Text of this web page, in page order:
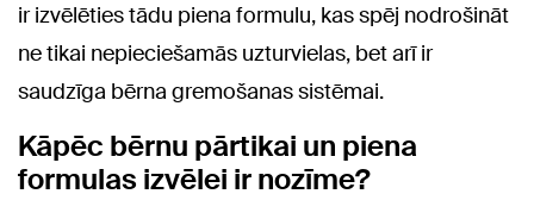
ir izvēlēties tādu piena formulu, kas spēj nodrošināt
ne tikai nepieciešamās uzturvielas, bet arī ir
saudzīga bērna gremošanas sistēmai.
Kāpēc bērnu pārtikai un piena
formulas izvēlei ir nozīme?